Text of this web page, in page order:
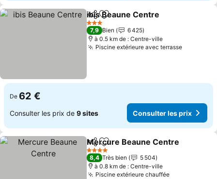
PartagerAjouter à mes favoris
ibis Beaune Centre
3 Étoiles
7,9 Bien
6 425
à 0.5 km de : Centre-ville
Piscine extérieure avec terrasse
De 62 €
Consulter les prix de 9 sites Consulter les prix
PartagerAjouter à mes favoris
Mercure Beaune Centre
4 Étoiles
8,4 Très bien
5 504
à 0.8 km de : Centre-ville
Piscine extérieure chaufféeConsulter